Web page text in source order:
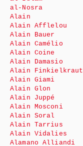
al-Nosra
Alain
Alain Afflelou
Alain Bauer
Alain Camélio
Alain Coine
Alain Damasio
Alain Finkielkraut
Alain Giami
Alain Glon
Alain Juppé
Alain Mosconi
Alain Soral
Alain Tarrius
Alain Vidalies
Alamano Alliandi